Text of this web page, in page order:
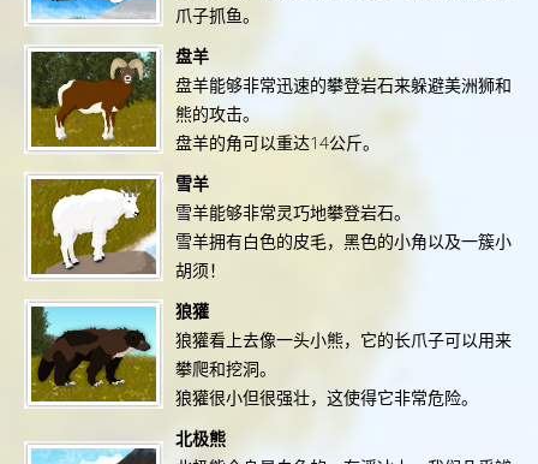
爪子抓鱼。
盘羊
盘羊能够非常迅速的攀登岩石来躲避美洲狮和
熊的攻击。
盘羊的角可以重达14公斤。
雪羊
雪羊能够非常灵巧地攀登岩石。
雪羊拥有白色的皮毛，黑色的小角以及一簇小
胡须！
狼獾
狼獾看上去像一头小熊，它的长爪子可以用来
攀爬和挖洞。
狼獾很小但很强壮，这使得它非常危险。
北极熊